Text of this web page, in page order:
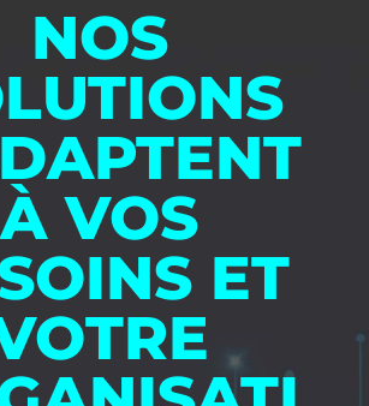
NOS
À VOS
ET